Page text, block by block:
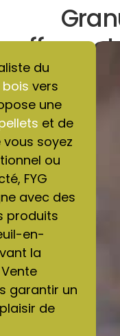
du
vers
une
et de
soyez
ou
FYG
avec des
produits
en-
la
garantir un
de